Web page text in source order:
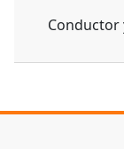
Conductor